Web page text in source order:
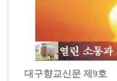
대구향교신문 제9호